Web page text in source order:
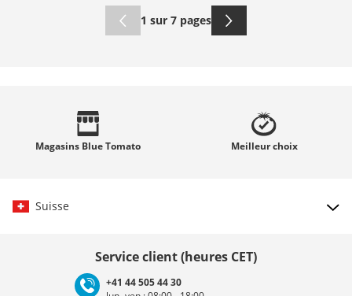
1 sur 7 pages
Magasins Blue Tomato Meilleurchoix
Suisse
Service client (heures CET)
+41 44 505 44 30